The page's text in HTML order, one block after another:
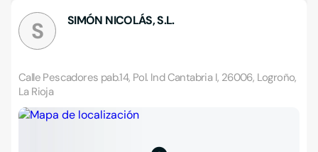
S SIMÓN NICOLÁS, S.L.
Calle Pescadores pab.14, Pol. Ind Cantabria I, 26006, Logroño,
La Rioja